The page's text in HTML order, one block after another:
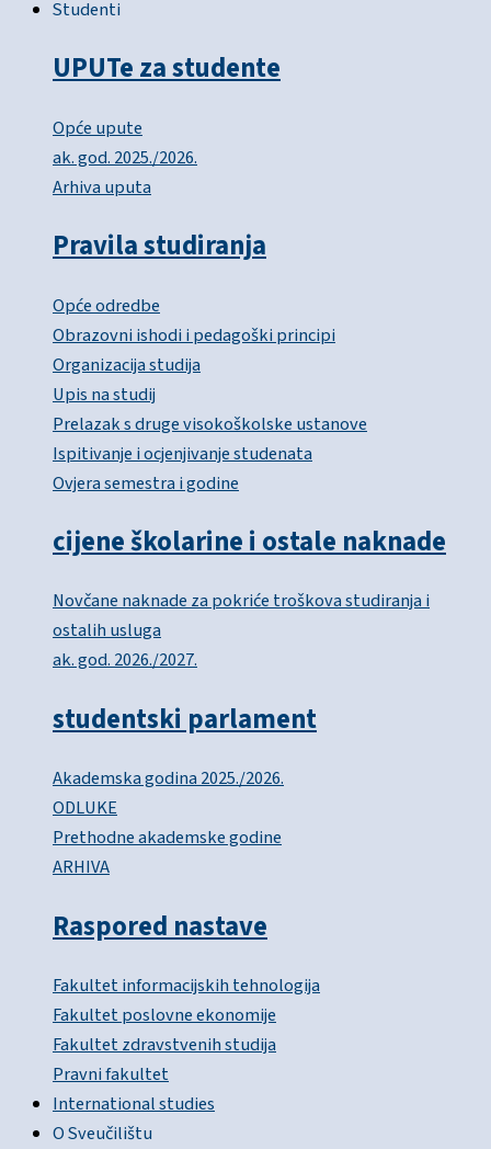
Studenti
UPUTe za studente
Opće upute
ak. god. 2025./2026.
Arhiva uputa
Pravila studiranja
Opće odredbe
Obrazovni ishodi i pedagoški principi
Organizacija studija
Upis na studij
Prelazak s druge visokoškolske ustanove
Ispitivanje i ocjenjivanje studenata
Ovjera semestra i godine
cijene školarine i ostale naknade
Novčane naknade za pokriće troškova studiranja i
ostalih usluga
ak. god. 2026./2027.
studentski parlament
Akademska godina 2025./2026.
ODLUKE
Prethodne akademske godine
ARHIVA
Raspored nastave
Fakultet informacijskih tehnologija
Fakultet poslovne ekonomije
Fakultet zdravstvenih studija
Pravni fakultet
International studies
O Sveučilištu